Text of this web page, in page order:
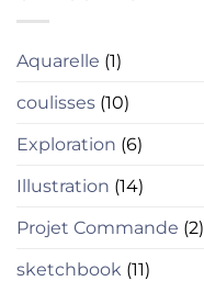
Aquarelle (1)
coulisses (10)
Exploration (6)
Illustration (14)
Projet Commande (2)
sketchbook (11)